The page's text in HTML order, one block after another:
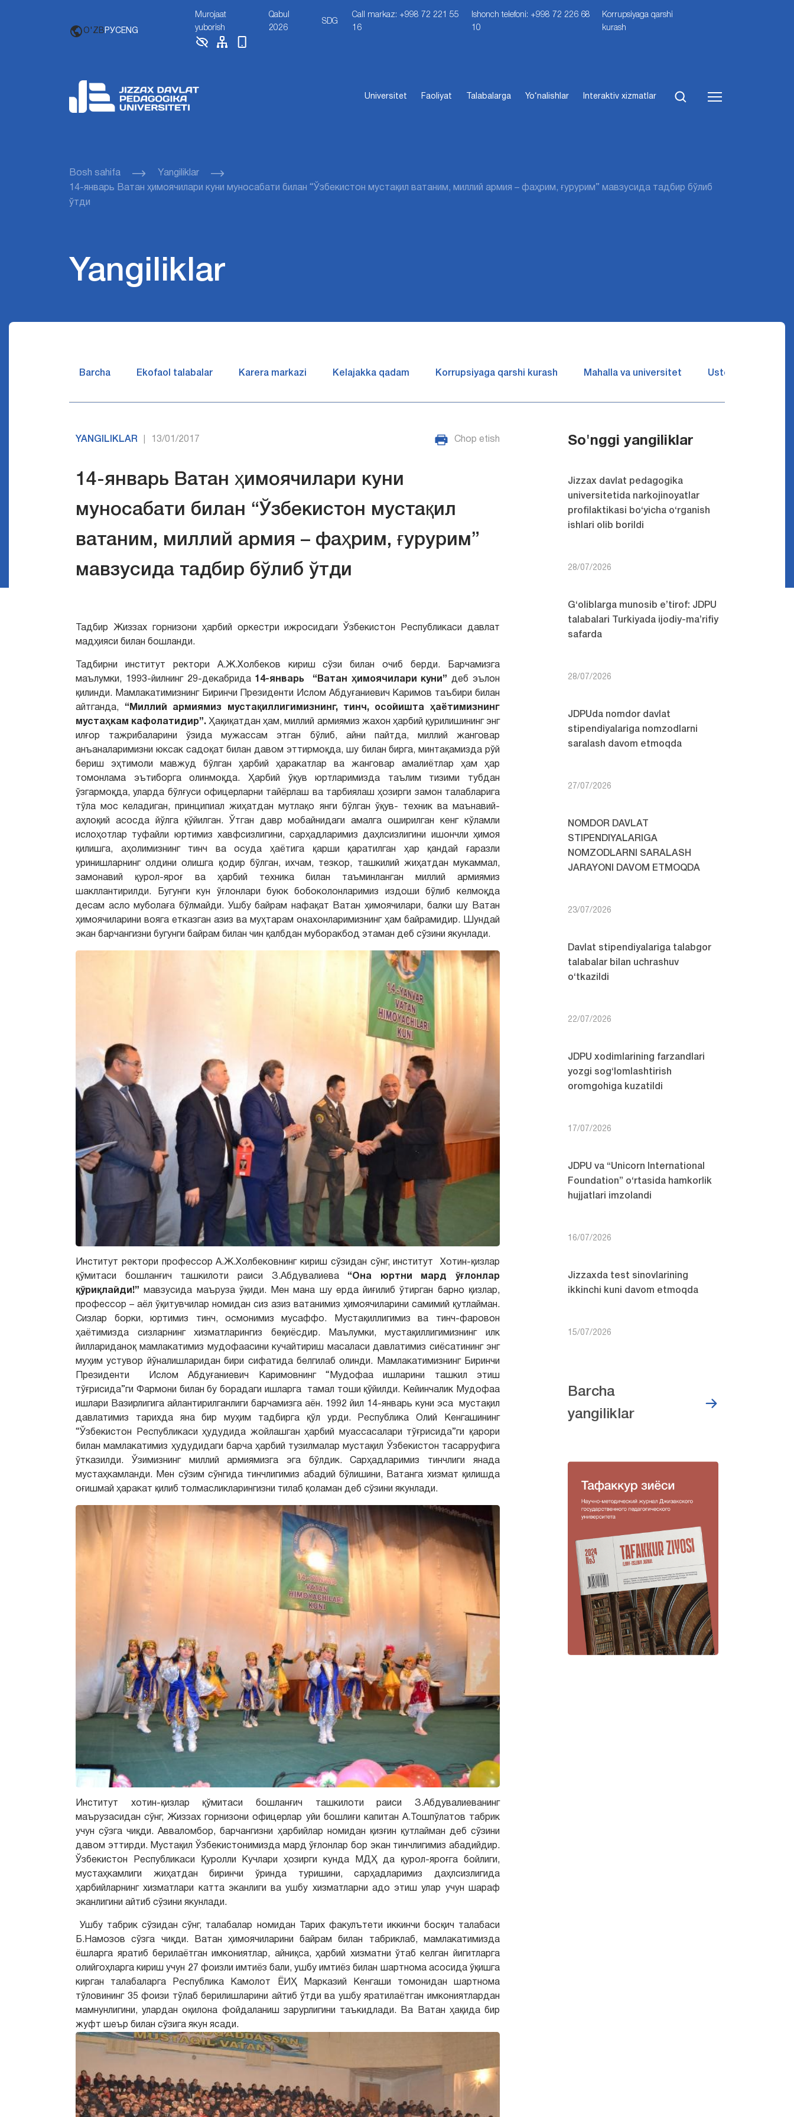
O'ZB РУСENG
Murojaat
yuborish
Qabul
2026
SDG
Call markaz: +998 72 221 55
16
Ishonch telefoni: +998 72 226 68
10
Korrupsiyaga qarshi
kurash
Universitet Faoliyat Talabalarga Yo‘nalishlar Interaktiv xizmatlar
Bosh sahifa
Yangiliklar
14-январь Ватан ҳимоячилари куни муносабати билан “Ўзбекистон мустақил ватаним, миллий армия – фаҳрим, ғурурим” мавзусида тадбир бўлиб
ўтди
Yangiliklar
Barcha Ekofaol talabalar Karera markazi Kelajakka qadam Korrupsiyaga qarshi kurash Mahalla va universitet Ustozlar suhbatin
YANGILIKLAR 13/01/2017 Chop etish
14-январь Ватан ҳимоячилари куни
муносабати билан “Ўзбекистон мустақил
ватаним, миллий армия – фаҳрим, ғурурим”
мавзусида тадбир бўлиб ўтди
Тадбир Жиззах горнизони ҳарбий оркестри ижросидаги Ўзбекистон Республикаси давлат
мадҳияси билан бошланди.
Тадбирни институт ректори А.Ж.Холбеков кириш сўзи билан очиб берди. Барчамизга
маълумки, 1993-йилнинг 29-декабрида 14-январь “Ватан ҳимоячилари куни” деб эълон
қилинди. Мамлакатимизнинг Биринчи Президенти Ислом Абдуғаниевич Каримов таъбири билан
айтганда,
“Миллий армиямиз мустақиллигимизнинг, тинч, осойишта ҳаётимизнинг
мустаҳкам кафолатидир”. Ҳақиқатдан ҳам, миллий армиямиз жахон ҳарбий қурилишининг энг
илғор тажрибаларини ўзида мужассам этган бўлиб, айни пайтда, миллий жанговар
анъаналаримизни юксак садоқат билан давом эттирмоқда, шу билан бирга, минтақамизда рўй
бериш эҳтимоли мавжуд бўлган ҳарбий ҳаракатлар ва жанговар амалиётлар ҳам ҳар
томонлама эътиборга олинмоқда. Ҳарбий ўқув юртларимизда таълим тизими тубдан
ўзгармоқда, уларда бўлғуси офицерларни тайёрлаш ва тарбиялаш ҳозирги замон талабларига
тўла мос келадиган, принципиал жиҳатдан мутлақо янги бўлган ўқув- техник ва маънавий-
аҳлоқий асосда йўлга қўйилган. Ўтган давр мобайнидаги амалга оширилган кенг кўламли
ислоҳотлар туфайли юртимиз хавфсизлигини, сарҳадларимиз даҳлсизлигини ишончли ҳимоя
қилишга, аҳолимизнинг тинч ва осуда ҳаётига қарши қаратилган ҳар қандай ғаразли
уринишларнинг олдини олишга қодир бўлган, ихчам, тезкор, ташкилий жиҳатдан мукаммал,
замонавий қурол-яроғ ва ҳарбий техника билан таъминланган миллий армиямиз
шакллантирилди. Бугунги кун ўғлонлари буюк бобоколонларимиз издоши бўлиб келмоқда
десам асло муболаға бўлмайди. Ушбу байрам нафақат Ватан ҳимоячилари, балки шу Ватан
ҳимоячиларини вояга етказган азиз ва муҳтарам онахонларимизнинг ҳам байрамидир. Шундай
экан барчангизни бугунги байрам билан чин қалбдан муборакбод этаман деб сўзини якунлади.
Институт ректори профессор А.Ж.Холбековнинг кириш сўзидан сўнг, институт Хотин-қизлар
қўмитаси бошланғич ташкилоти раиси З.Абдувалиева “Она юртни мард ўғлонлар
қўриқлайди!” мавзусида маъруза ўқиди. Мен мана шу ерда йиғилиб ўтирган барно қизлар,
профессор – аёл ўқитувчилар номидан сиз азиз ватанимиз ҳимоячиларини самимий қутлайман.
Сизлар борки, юртимиз тинч, осмонимиз мусаффо. Мустақиллигимиз ва тинч-фаровон
ҳаётимизда сизларнинг хизматларингиз беқиёсдир. Маълумки, мустақиллигимизнинг илк
йиллариданоқ мамлакатимиз мудофаасини кучайтириш масаласи давлатимиз сиёсатининг энг
муҳим устувор йўналишларидан бири сифатида белгилаб олинди. Мамлакатимизнинг Биринчи
Президенти Ислом Абдуғаниевич Каримовнинг “Мудофаа ишларини ташкил этиш
тўғрисида”ги Фармони билан бу борадаги ишларга тамал тоши қўйилди. Кейинчалик Мудофаа
ишлари Вазирлигига айлантирилганлиги барчамизга аён. 1992 йил 14-январь куни эса мустақил
давлатимиз тарихда яна бир муҳим тадбирга қўл урди. Республика Олий Кенгашининг
“Ўзбекистон Республикаси ҳудудида жойлашган ҳарбий муассасалари тўғрисида”ги қарори
билан мамлакатимиз ҳудудидаги барча ҳарбий тузилмалар мустақил Ўзбекистон тасарруфига
ўтказилди. Ўзимизнинг миллий армиямизга эга бўлдик. Сарҳадларимиз тинчлиги янада
мустаҳкамланди. Мен сўзим сўнгида тинчлигимиз абадий бўлишини, Ватанга хизмат қилишда
оғишмай ҳаракат қилиб толмасликларингизни тилаб қоламан деб сўзини якунлади.
Институт хотин-қизлар қўмитаси бошланғич ташкилоти раиси З.Абдувалиеванинг
маърузасидан сўнг, Жиззах горнизони офицерлар уйи бошлиғи капитан А.Тошпўлатов табрик
учун сўзга чиқди. Авваломбор, барчангизни ҳарбийлар номидан қизғин қутлайман деб сўзини
давом эттирди. Мустақил Ўзбекистонимизда мард ўғлонлар бор экан тинчлигимиз абадийдир.
Ўзбекистон Республикаси Қуролли Кучлари ҳозирги кунда МДҲ да қурол-яроғга бойлиги,
мустаҳкамлиги жиҳатдан биринчи ўринда туришини, сарҳадларимиз даҳлсизлигида
ҳарбийларнинг хизматлари катта эканлиги ва ушбу хизматларни адо этиш улар учун шараф
эканлигини айтиб сўзини якунлади.
Ушбу табрик сўзидан сўнг, талабалар номидан Тарих факулътети иккинчи босқич талабаси
Б.Намозов сўзга чиқди. Ватан ҳимоячиларини байрам билан табриклаб, мамлакатимизда
ёшларга яратиб берилаётган имкониятлар, айниқса, ҳарбий хизматни ўтаб келган йигитларга
олийгоҳларга кириш учун 27 фоизли имтиёз бали, ушбу имтиёз билан шартнома асосида ўқишга
кирган талабаларга Республика Камолот ЁИҲ Марказий Кенгаши томонидан шартнома
тўловининг 35 фоизи тўлаб берилишларини айтиб ўтди ва ушбу яратилаётган имкониятлардан
мамнунлигини, улардан оқилона фойдаланиш зарурлигини таъкидлади. Ва Ватан ҳақида бир
жуфт шеър билан сўзига якун ясади.
So'nggi yangiliklar
Jizzax davlat pedagogika
universitetida narkojinoyatlar
profilaktikasi bo‘yicha o‘rganish
ishlari olib borildi
28/07/2026
G‘oliblarga munosib e’tirof: JDPU
talabalari Turkiyada ijodiy-ma’rifiy
safarda
28/07/2026
JDPUda nomdor davlat
stipendiyalariga nomzodlarni
saralash davom etmoqda
27/07/2026
NOMDOR DAVLAT
STIPENDIYALARIGA
NOMZODLARNI SARALASH
JARAYONI DAVOM ETMOQDA
23/07/2026
Davlat stipendiyalariga talabgor
talabalar bilan uchrashuv
o‘tkazildi
22/07/2026
JDPU xodimlarining farzandlari
yozgi sog‘lomlashtirish
oromgohiga kuzatildi
17/07/2026
JDPU va “Unicorn International
Foundation” o‘rtasida hamkorlik
hujjatlari imzolandi
16/07/2026
Jizzaxda test sinovlarining
ikkinchi kuni davom etmoqda
15/07/2026
Barcha
yangiliklar